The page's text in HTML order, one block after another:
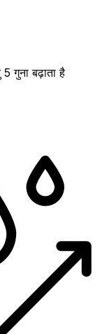
गुना बढ़ाता है